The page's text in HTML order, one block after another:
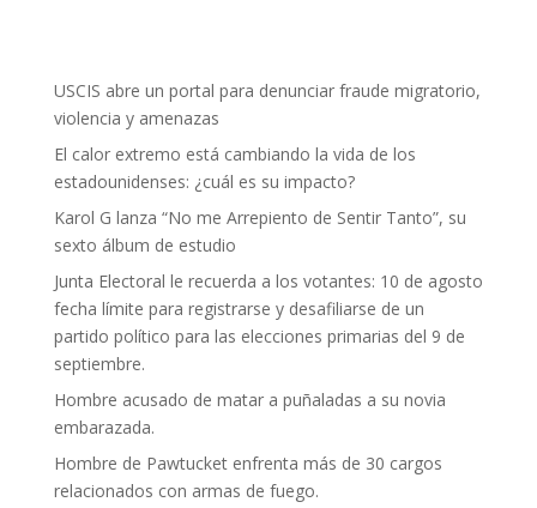
USCIS abre un portal para denunciar fraude migratorio,
violencia y amenazas
El calor extremo está cambiando la vida de los
estadounidenses: ¿cuál es su impacto?
Karol G lanza “No me Arrepiento de Sentir Tanto”, su
sexto álbum de estudio
Junta Electoral le recuerda a los votantes: 10 de agosto
fecha límite para registrarse y desafiliarse de un
partido político para las elecciones primarias del 9 de
septiembre.
Hombre acusado de matar a puñaladas a su novia
embarazada.
Hombre de Pawtucket enfrenta más de 30 cargos
relacionados con armas de fuego.